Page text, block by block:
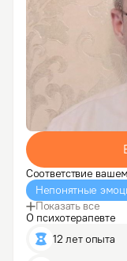
Соответствие
Непонятные
Показать все
О психотерапевте
12 лет опыта